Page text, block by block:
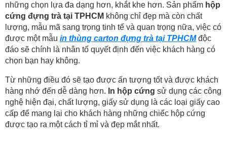
những chọn lựa đa dạng hơn, khắt khe hơn. Sản phẩm hộp
cứng đựng trà tại TPHCM không chỉ đẹp mà còn chất
lượng, mẫu mã sang trọng tinh tế và quan trọng nữa, việc có
được một mẫu in thùng carton đựng trà tại TPHCMđộc
đáo sẽ chính là nhân tố quyết định đến việc khách hàng có
chọn bạn hay không.
Từ những điều đó sẽ tạo được ấn tượng tốt và được khách
hàng nhớ đến dễ dàng hơn. In hộp cứng sử dụng các công
nghệ hiện đại, chất lượng, giấy sử dụng là các loại giấy cao
cấp để mang lại cho khách hàng những chiếc hộp cứng
được tạo ra một cách tỉ mỉ và đẹp mắt nhất.